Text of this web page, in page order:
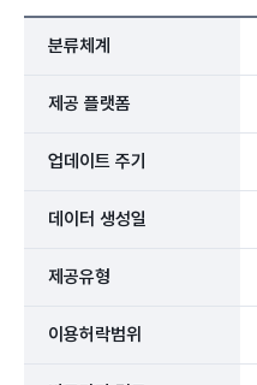
분류체계
제공 플랫폼
업데이트 주기
데이터 생성일
제공유형
이용허락범위